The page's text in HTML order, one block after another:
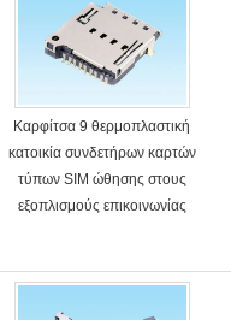
Καρφίτσα 9 θερμοπλαστική
κατοικία συνδετήρων καρτών
τύπων SIM ώθησης στους
εξοπλισμούς επικοινωνίας